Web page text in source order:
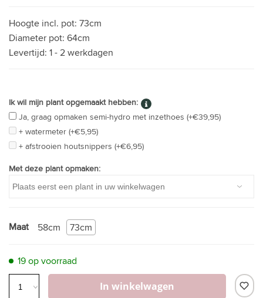
Hoogte incl. pot: 73cm
Diameter pot: 64cm
Levertijd: 1 - 2 werkdagen
Ik wil mijn plant opgemaakt hebben:
Ja, graag opmaken semi-hydro met inzethoes (+€39,95)
+ watermeter (+€5,95)
+ afstrooien houtsnippers (+€6,95)
Met deze plant opmaken:
Maat 73cm
58cm
19 op voorraad
In winkelwagen